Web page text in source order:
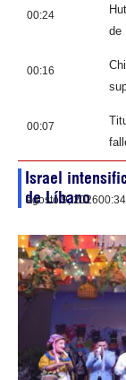
00:24
de
00:16
00:07
Israel
de Líbano
agosto 9, 202600:34